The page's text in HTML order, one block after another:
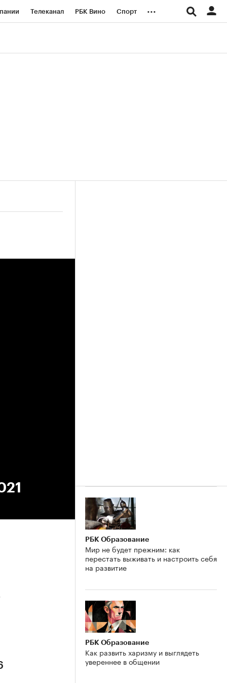
Телеканал РБК Вино Спорт ...
РБК Образование
Мир не будет прежним: как
перестать выживать и настроить себя
на развитие
РБК Образование
Как развить харизму и выглядеть
увереннее в общении